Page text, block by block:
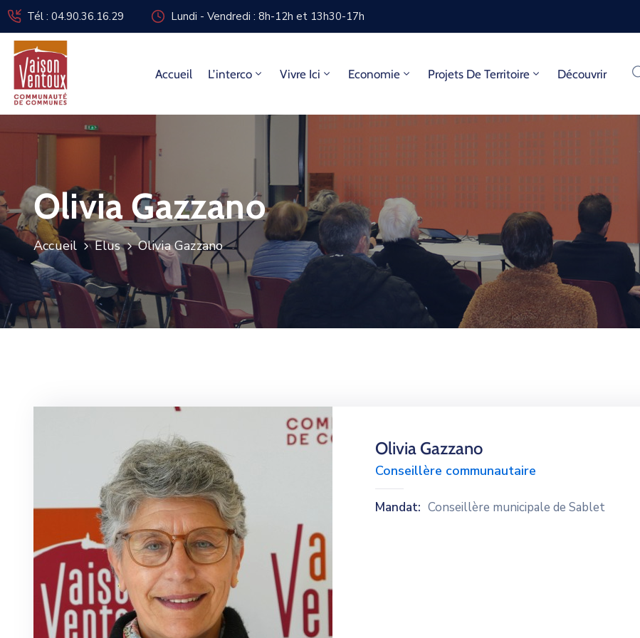
Tél : 04.90.36.16.29 Lundi - Vendredi : 8h-12h et 13h30-17h
Accueil L’interco Vivre Ici Economie Projets De Territoire Découvrir
Olivia Gazzano
Accueil Elus Olivia Gazzano
Olivia Gazzano
Conseillère communautaire
Mandat: Conseillère municipale de Sablet